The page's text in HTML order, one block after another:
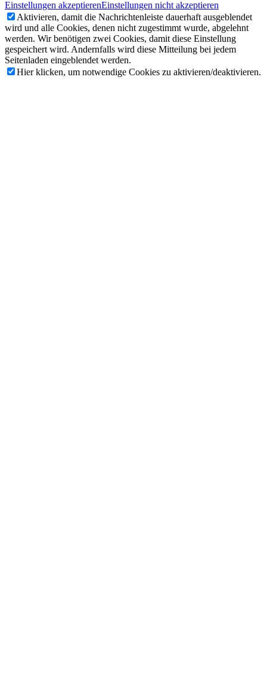
Einstellungen akzeptierenEinstellungen nicht akzeptieren
Aktivieren, damit die Nachrichtenleiste dauerhaft ausgeblendet
wird und alle Cookies, denen nicht zugestimmt wurde, abgelehnt
werden. Wir benötigen zwei Cookies, damit diese Einstellung
gespeichert wird. Andernfalls wird diese Mitteilung bei jedem
Seitenladen eingeblendet werden.
Hier klicken, um notwendige Cookies zu aktivieren/deaktivieren.